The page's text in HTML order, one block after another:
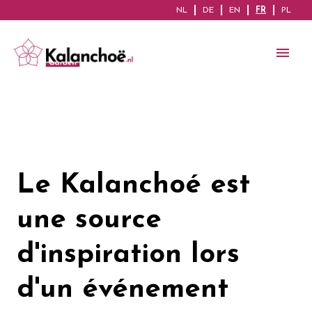
NL DE EN FR PL
Le Kalanchoé est
une source
d'inspiration lors
d'un événement